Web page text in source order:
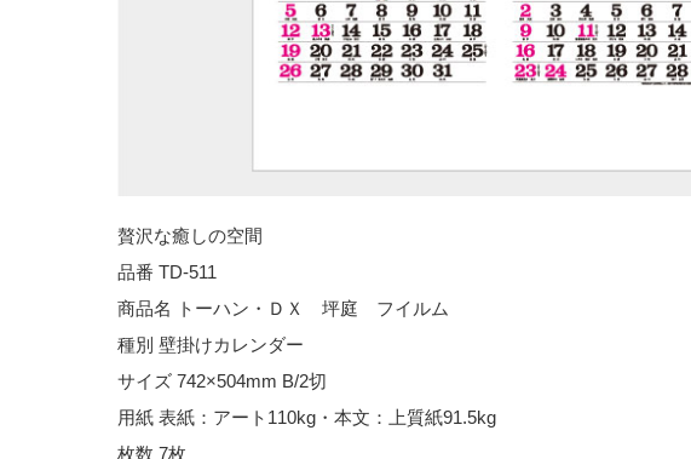
贅沢な癒しの空間
品番 TD-511
商品名 トーハン・ＤＸ 坪庭 フイルム
種別 壁掛けカレンダー
サイズ 742×504mm B/2切
用紙 表紙：アート110kg・本文：上質紙91.5kg
枚数 7枚